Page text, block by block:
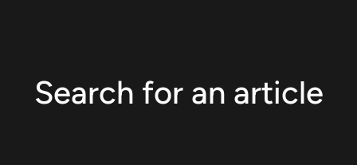
Search for an article